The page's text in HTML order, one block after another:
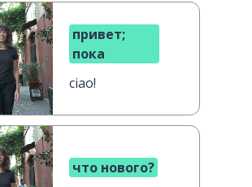
привет;
пока
ciao!
что нового?